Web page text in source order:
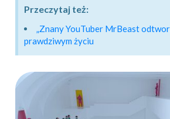
Przeczytaj też:
„Znany YouTuber MrBeast
prawdziwym życiu